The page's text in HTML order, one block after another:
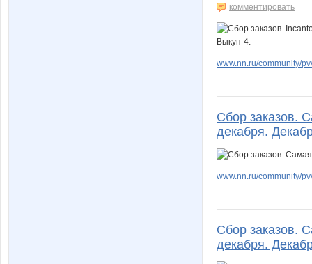
комментировать
www.nn.ru/community/
Сбор заказов.
декабря.
www.nn.ru/community/
Сбор заказов.
декабря.